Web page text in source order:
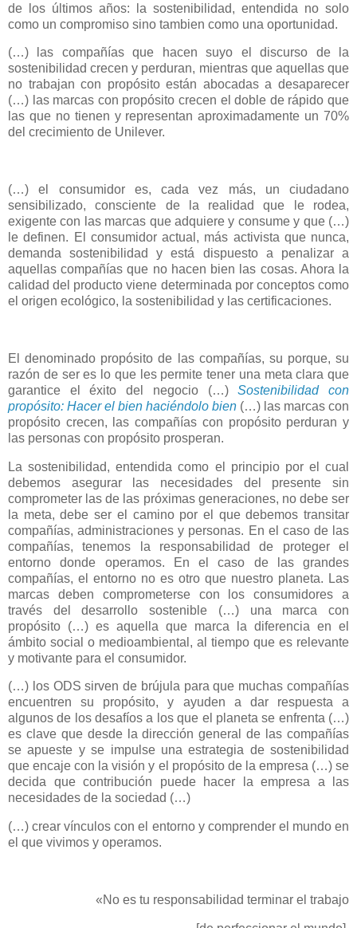
de los últimos años: la sostenibilidad, entendida no solo
como un compromiso sino tambien como una oportunidad.
(…) las compañías que hacen suyo el discurso de la
sostenibilidad crecen y perduran, mientras que aquellas que
no trabajan con propósito están abocadas a desaparecer
(…) las marcas con propósito crecen el doble de rápido que
las que no tienen y representan aproximadamente un 70%
del crecimiento de Unilever.
(…) el consumidor es, cada vez más, un ciudadano
sensibilizado, consciente de la realidad que le rodea,
exigente con las marcas que adquiere y consume y que (…)
le definen. El consumidor actual, más activista que nunca,
demanda sostenibilidad y está dispuesto a penalizar a
aquellas compañías que no hacen bien las cosas. Ahora la
calidad del producto viene determinada por conceptos como
el origen ecológico, la sostenibilidad y las certificaciones.
El denominado propósito de las compañías, su porque, su
razón de ser es lo que les permite tener una meta clara que
garantice el éxito del negocio (…)Sostenibilidad con
propósito: Hacer el bien haciéndolo bien (…) las marcas con
propósito crecen, las compañías con propósito perduran y
las personas con propósito prosperan.
La sostenibilidad, entendida como el principio por el cual
debemos asegurar las necesidades del presente sin
comprometer las de las próximas generaciones, no debe ser
la meta, debe ser el camino por el que debemos transitar
compañías, administraciones y personas. En el caso de las
compañías, tenemos la responsabilidad de proteger el
entorno donde operamos. En el caso de las grandes
compañías, el entorno no es otro que nuestro planeta. Las
marcas deben comprometerse con los consumidores a
través del desarrollo sostenible (…) una marca con
propósito (…) es aquella que marca la diferencia en el
ámbito social o medioambiental, al tiempo que es relevante
y motivante para el consumidor.
(…) los ODS sirven de brújula para que muchas compañías
encuentren su propósito, y ayuden a dar respuesta a
algunos de los desafíos a los que el planeta se enfrenta (…)
es clave que desde la dirección general de las compañías
se apueste y se impulse una estrategia de sostenibilidad
que encaje con la visión y el propósito de la empresa (…) se
decida que contribución puede hacer la empresa a las
necesidades de la sociedad (…)
(…) crear vínculos con el entorno y comprender el mundo en
el que vivimos y operamos.
«No es tu responsabilidad terminar el trabajo